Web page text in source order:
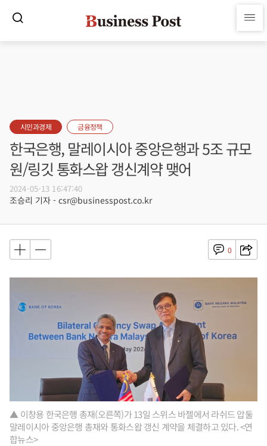
시민과경제 금융정책
한국은행, 말레이시아 중앙은행과 5조 규모
원/링깃 통화스왑 갱신계약 맺어
2024-05-13 16:47:40
조승리 기자 - csr@businesspost.co.kr
0
▲ 이창용 한국은행 총재(오른쪽)가 13일 스위스 바젤에서 라쉬드 압둘
말레이시아 중앙은행 총재와 통화스왑 갱신 계약을 체결하고 있다. <연
합뉴스>